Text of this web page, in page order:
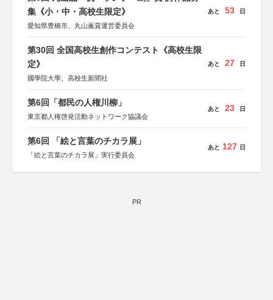
集《小・中・高校生限定》
愛知県豊橋市、丸山薫賞運営委員会
あと 53 日
第30回 全国高校生創作コンテスト《高校生限
定》
國學院大學、高校生新聞社
あと 27 日
第6回「都民の人権川柳」
東京都人権啓発活動ネットワーク協議会
あと 23 日
第6回 「絵と言葉のチカラ展」
「絵と言葉のチカラ展」実行委員会
あと 127 日
PR